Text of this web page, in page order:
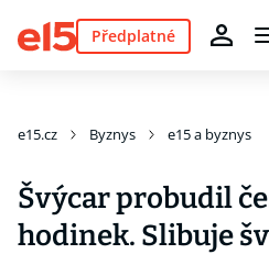
Předplatné
e15.cz Byznys e15 a byznys
Švýcar probudil
hodinek. Slibuje